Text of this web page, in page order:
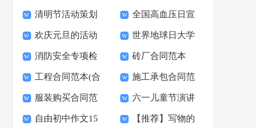
年终总结
清明节活动策划
书
全国高血压日宣
传活动总结
欢庆元旦的活动
总结
世界地球日大学
生活动策划书
消防安全专项检
查自查报告
砖厂合同范本
工程合同范本(合
集15篇)
施工承包合同范
本
服装购买合同范
本
六一儿童节演讲
稿集锦15篇
自由初中作文15 【推荐】写物的